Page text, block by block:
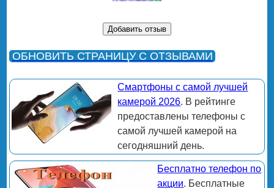
ОБНОВИТЬ СТРАНИЦУ С ОТЗЫВАМИ
Смартфоны с самой лучшей
камерой 2026. В рейтинге
предоставлены телефоны с
самой лучшей камерой на
сегодняшний день.
Бесплатно телефон по
акции. Бесплатные